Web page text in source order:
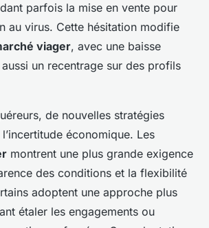
parfois la mise en vente pour
au virus. Cette hésitation modifie
viager, avec une baisse
un recentrage sur des profils
de nouvelles stratégies
économique. Les
montrent une plus grande exigence
des conditions et la flexibilité
adoptent une approche plus
étaler les engagements ou